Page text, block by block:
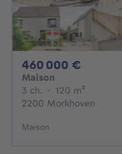
460 000 €
Maison
3 ch. 3 chambres
· 120 m²
2200 Morkhoven
Maison